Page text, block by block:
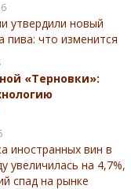
утвердили новый
пива: что изменится
«Терновки»:
иностранных вин в
увеличилась на 4,7%,
спад на рынке